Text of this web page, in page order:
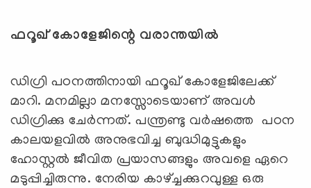
ഫറൂഖ് കോളേജിന്റെ വരാന്തയിൽ
ഡിഗ്രി പഠനത്തിനായി ഫറൂഖ് കോളേജിലേക്ക്
മാറി. മനമില്ലാ മനസ്സോടെയാണ് അവള്‍
ഡിഗ്രിക്കു ചേര്‍ന്നത്. പന്ത്രണ്ടു വര്‍ഷത്തെ പഠന
കാലയളവില്‍ അനുഭവിച്ച ബുദ്ധിമുട്ടുകളും
ഹോസ്റ്റല്‍ ജീവിത പ്രയാസങ്ങളും അവളെ ഏറെ
മടുപ്പിച്ചിരുന്നു. നേരിയ കാഴ്ച്ചക്കുറവുള്ള ഒരു